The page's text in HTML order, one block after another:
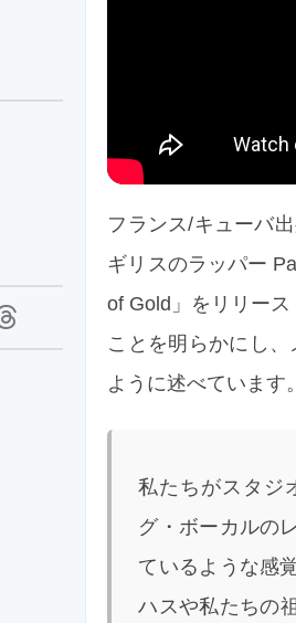
フランス/キューバ
ギリスのラッパー
of Gold」をリリー
ことを明らかにし
ように述べています。
私たちがスタジ
グ・ボーカルの
ているような感
ハスや私たちの